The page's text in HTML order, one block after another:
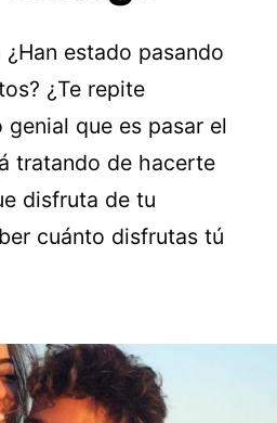
estado pasando
¿Te repite
que es pasar el
tratando de hacerte
disfruta de tu
cuánto disfrutas tú